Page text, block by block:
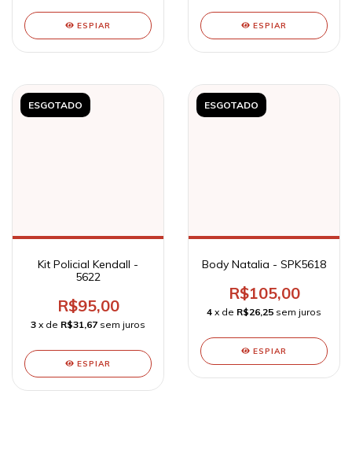
ESPIAR ESPIAR
ESGOTADO
Kit Policial Kendall -
5622
R$95,00
3 x de R$31,67 sem juros
ESPIAR
ESGOTADO
Body Natalia - SPK5618
R$105,00
4 x de R$26,25 sem juros
ESPIAR